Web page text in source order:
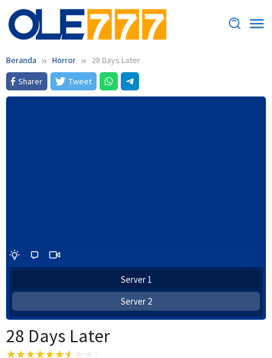
Loncat
ke
konten
Beranda Horror
28 Days Later
Sharer
Tweet
Server 1
Server 2
28 Days Later